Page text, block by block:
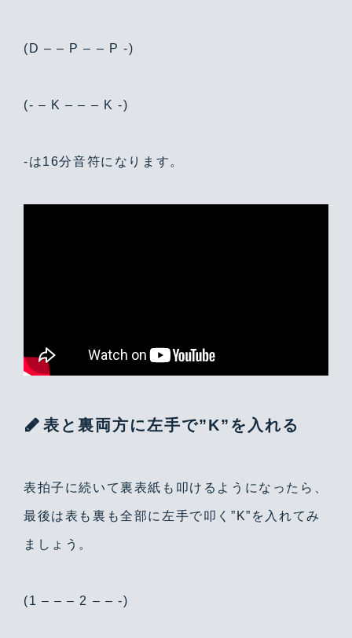
(D – – P – – P -)
(- – K – – – K -)
-は16分音符になります。
表と裏両方に左手で”K”を入れる
表拍子に続いて裏表紙も叩けるようになったら、
最後は表も裏も全部に左手で叩く”K”を入れてみ
ましょう。
(1 – – – 2 – – -)